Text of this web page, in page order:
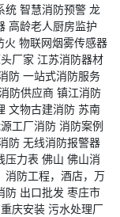
统 智慧消防预警 龙
高龄老人厨房监护
火 物联网烟雾传感器
厂家 江苏消防器材
防 一站式消防服务
防供应商 镇江消防
文物古建消防 苏南
工厂消防 消防案例
防 无线消防报警器
压力表 佛山 佛山消
消防工程，酒店，万
防 出口批发 枣庄市
重庆安装 污水处理厂